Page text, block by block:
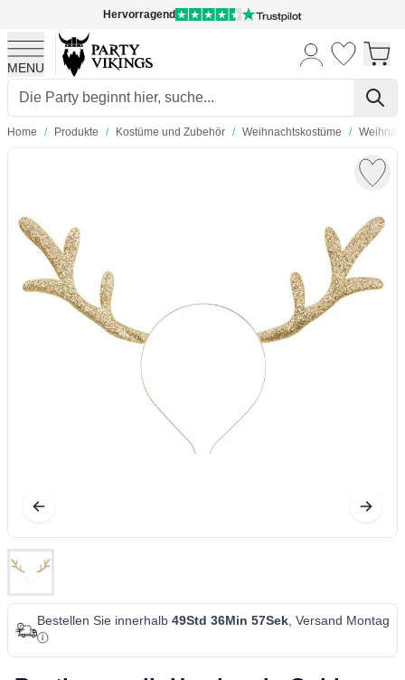
Hervorragend
MENU
Skip to Content
Home / Produkte / Kostüme und Zubehör / Weihnachtskostüme /
Bestellen Sie innerhalb 49Std 36Min 56Sek , Versand Montag